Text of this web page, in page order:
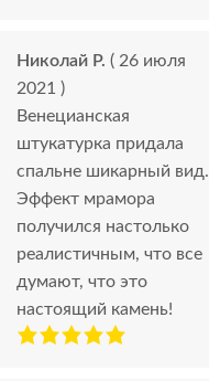
Николай Р. ( 26 июля
2021 )
Венецианская
штукатурка придала
спальне шикарный вид.
Эффект мрамора
получился настолько
реалистичным, что все
думают, что это
настоящий камень!